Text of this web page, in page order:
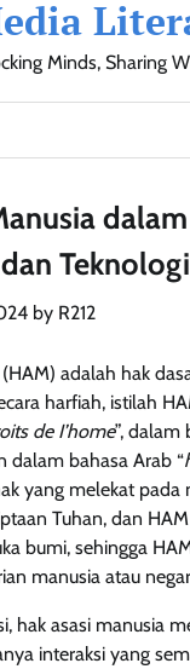
Minds, Sharing
Pendidikan
SosialOlahraga
Resensi
Teknologi
by R212
adalah hak
harfiah, istilah
de I’home”, dalam
dalam bahasa Arab “
yang melekat pada
Tuhan, dan
bumi, sehingga
manusia atau
hak asasi manusia
interaksi yang